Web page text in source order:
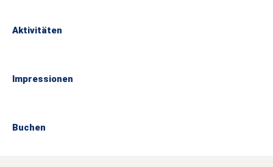
Aktivitäten
Impressionen
Buchen